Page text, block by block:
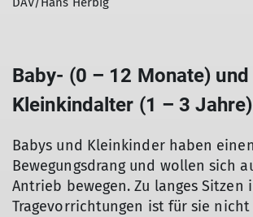
Baby- (0 – 12 Monate) und
Kleinkindalter (1 – 3 Jahre)
Babys und Kleinkinder haben
Bewegungsdrang und wollen sich
Antrieb bewegen. Zu langes Sitzen
Tragevorrichtungen ist für sie